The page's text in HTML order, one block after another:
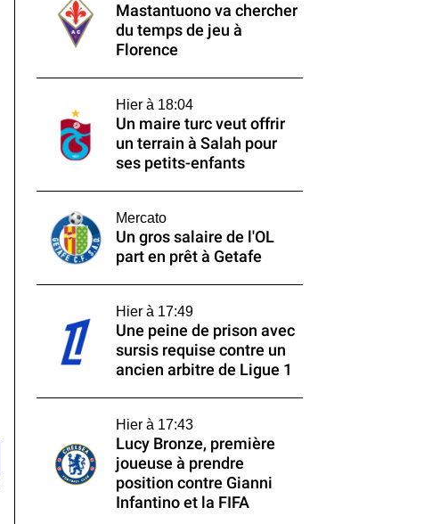
Mastantuono va chercher
du temps de jeu à
Florence
Hier à 18:04
Un maire turc veut offrir
un terrain à Salah pour
ses petits-enfants
Mercato
Un gros salaire de l'OL
part en prêt à Getafe
Hier à 17:49
Une peine de prison avec
sursis requise contre un
ancien arbitre de Ligue 1
Hier à 17:43
Lucy Bronze, première
joueuse à prendre
position contre Gianni
Infantino et la FIFA